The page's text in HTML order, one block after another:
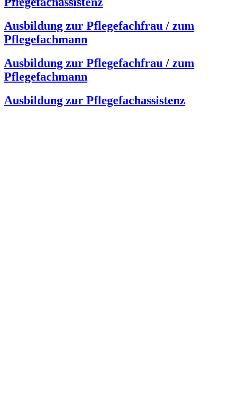
Ausbildung zur Pflegefachfrau / zum
Pflegefachmann
Ausbildung zur Pflegefachfrau / zum
Pflegefachmann
Ausbildung zur Pflegefachassistenz